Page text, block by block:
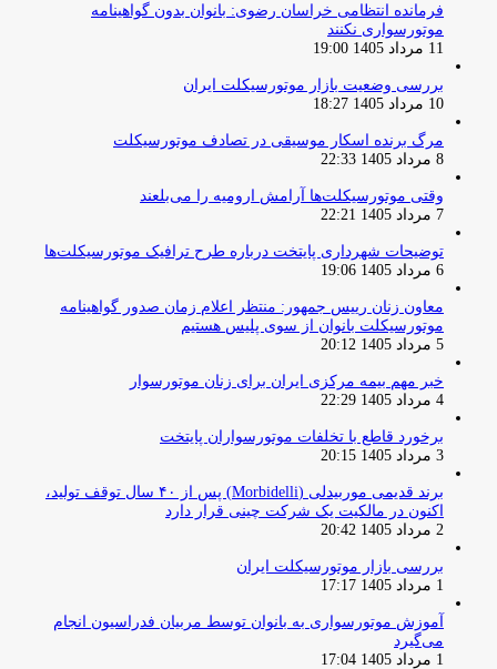
فرمانده انتظامی خراسان رضوی: بانوان بدون گواهینامه
موتورسواری نکنند
11 مرداد 1405 19:00
بررسی وضعیت بازار موتورسیکلت ایران
10 مرداد 1405 18:27
مرگ برنده اسکار موسیقی در تصادف موتورسیکلت
8 مرداد 1405 22:33
وقتی موتورسیکلت‌ها آرامش ارومیه را می‌بلعند
7 مرداد 1405 22:21
توضیحات شهرداری پایتخت درباره طرح ترافیک موتورسیکلت‌ها
6 مرداد 1405 19:06
معاون زنان رییس جمهور: منتظر اعلام زمان صدور گواهینامه
موتورسیکلت بانوان از سوی پلیس هستیم
5 مرداد 1405 20:12
خبر مهم بیمه مرکزی ایران برای زنان موتورسوار
4 مرداد 1405 22:29
برخورد قاطع با تخلفات موتورسواران پایتخت
3 مرداد 1405 20:15
برند قدیمی موربیدلی (Morbidelli) پس از ۴۰ سال توقف تولید،
اکنون در مالکیت یک شرکت چینی قرار دارد
2 مرداد 1405 20:42
بررسی بازار موتورسیکلت ایران
1 مرداد 1405 17:17
آموزش موتورسواری به بانوان توسط مربیان فدراسیون انجام
می‌گیرد
1 مرداد 1405 17:04